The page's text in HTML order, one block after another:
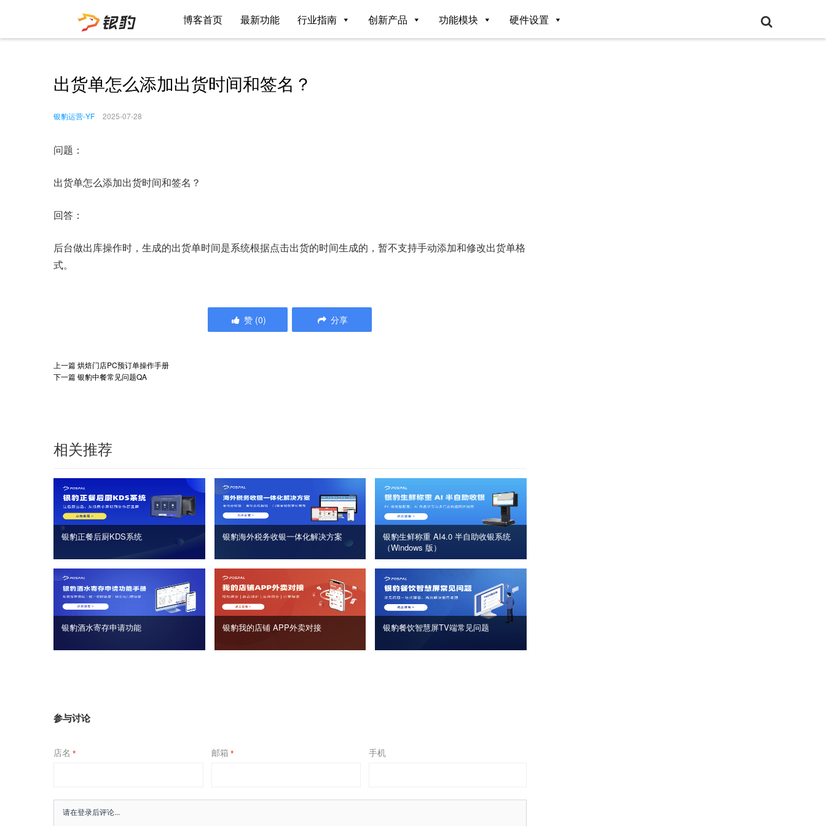
博客首页 最新功能 行业指南 创新产品 功能模块 硬件设置
出货单怎么添加出货时间和签名？
银豹运营-YF 2025-07-28
问题：
出货单怎么添加出货时间和签名？
回答：
后台做出库操作时，生成的出货单时间是系统根据点击出货的时间生成的，暂不支持手动添加和修改出货单格
式。
赞 (0) 分享
上一篇烘焙门店PC预订单操作手册
下一篇银豹中餐常见问题QA
相关推荐
银豹正餐后厨KDS系统 银豹海外税务收银一体化解决方案
银豹生鲜称重 AI4.0 半自助收银系统
（Windows 版）
银豹酒水寄存申请功能 银豹我的店铺 APP外卖对接 银豹餐饮智慧屏TV端常见问题
参与讨论
店名 * 邮箱 * 手机